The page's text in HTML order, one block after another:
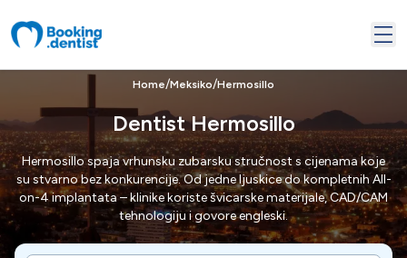
Home/Meksiko/Hermosillo
Dentist Hermosillo
Hermosillo spaja vrhunsku zubarsku stručnost s cijenama koje
su stvarno bez konkurencije. Od jedne ljuskice do kompletnih All-
on-4 implantata – klinike koriste švicarske materijale, CAD/CAM
tehnologiju i govore engleski.